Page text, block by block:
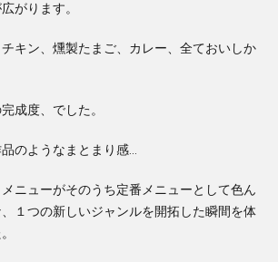
がります。
キン、燻製たまご、カレー、全ておいしか
成度、でした。
のようなまとまり感…
ニューがそのうち定番メニューとして色ん
１つの新しいジャンルを開拓した瞬間を体